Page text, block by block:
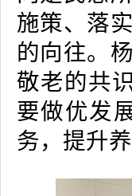
施策、落
的向往。
敬老的共
要做优发
务，提升